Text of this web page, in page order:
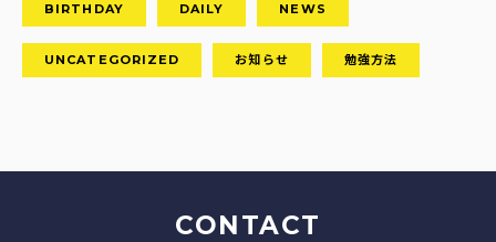
BIRTHDAY DAILY NEWS
UNCATEGORIZED お知らせ 勉強方法
CONTACT